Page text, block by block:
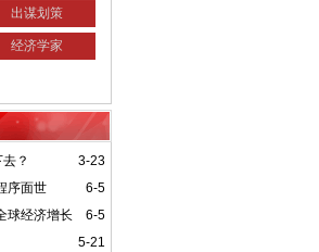
出谋划策
经济学家
3-23
？
6-5
序面世
6-5
球经济增长
5-21